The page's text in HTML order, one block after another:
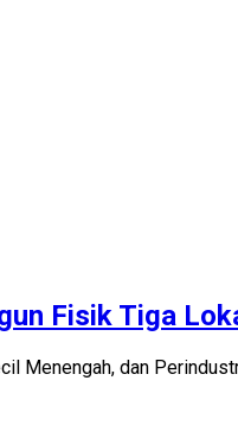
Fisik Tiga
Menengah, dan